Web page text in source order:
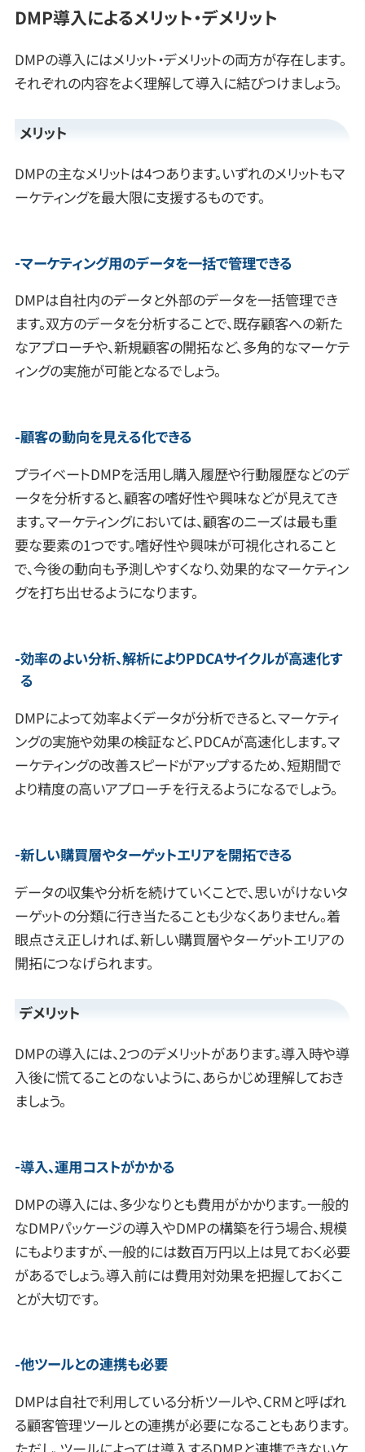
DMP導入によるメリット・デメリット
DMPの導入にはメリット・デメリットの両方が存在します。
それぞれの内容をよく理解して導入に結びつけましょう。
メリット
DMPの主なメリットは4つあります。いずれのメリットもマ
ーケティングを最大限に支援するものです。
マーケティング用のデータを一括で管理できる
DMPは自社内のデータと外部のデータを一括管理でき
ます。双方のデータを分析することで、既存顧客への新た
なアプローチや、新規顧客の開拓など、多角的なマーケテ
ィングの実施が可能となるでしょう。
顧客の動向を見える化できる
プライベートDMPを活用し購入履歴や行動履歴などのデ
ータを分析すると、顧客の嗜好性や興味などが見えてき
ます。マーケティングにおいては、顧客のニーズは最も重
要な要素の1つです。嗜好性や興味が可視化されること
で、今後の動向も予測しやすくなり、効果的なマーケティン
グを打ち出せるようになります。
効率のよい分析、解析によりPDCAサイクルが高速化す
る
DMPによって効率よくデータが分析できると、マーケティ
ングの実施や効果の検証など、PDCAが高速化します。マ
ーケティングの改善スピードがアップするため、短期間で
より精度の高いアプローチを行えるようになるでしょう。
新しい購買層やターゲットエリアを開拓できる
データの収集や分析を続けていくことで、思いがけないタ
ーゲットの分類に行き当たることも少なくありません。着
眼点さえ正しければ、新しい購買層やターゲットエリアの
開拓につなげられます。
デメリット
DMPの導入には、2つのデメリットがあります。導入時や導
入後に慌てることのないように、あらかじめ理解しておき
ましょう。
導入、運用コストがかかる
DMPの導入には、多少なりとも費用がかかります。一般的
なDMPパッケージの導入やDMPの構築を行う場合、規模
にもよりますが、一般的には数百万円以上は見ておく必要
があるでしょう。導入前には費用対効果を把握しておくこ
とが大切です。
他ツールとの連携も必要
DMPは自社で利用している分析ツールや、CRMと呼ばれ
る顧客管理ツールとの連携が必要になることもあります。